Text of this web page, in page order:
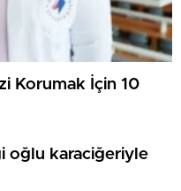
Korumak İçin 10
oğlu karaciğeriyle